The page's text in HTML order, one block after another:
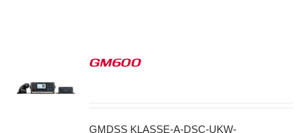
GM600
GMDSS KLASSE-A-DSC-UKW-